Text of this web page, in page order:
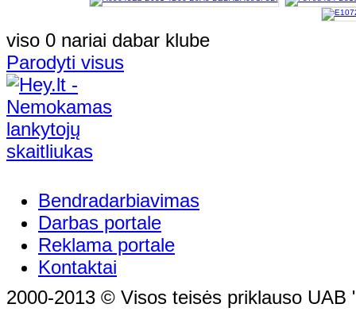
viso 0 nariai dabar klube
Parodyti visus
Bendradarbiavimas
Darbas portale
Reklama portale
Kontaktai
2000-2013 © Visos teisės priklauso UAB